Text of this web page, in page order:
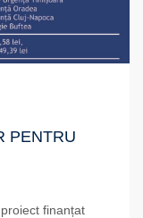
PENTRU
finanțat